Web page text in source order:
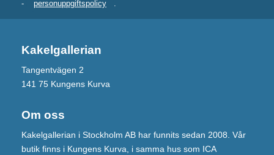
-
personuppgiftspolicy
Kakelgallerian
Tangentvägen 2
141 75 Kungens Kurva
Om oss
Kakelgallerian i Stockholm AB har funnits sedan 2008. Vår
butik finns i Kungens Kurva, i samma hus som ICA